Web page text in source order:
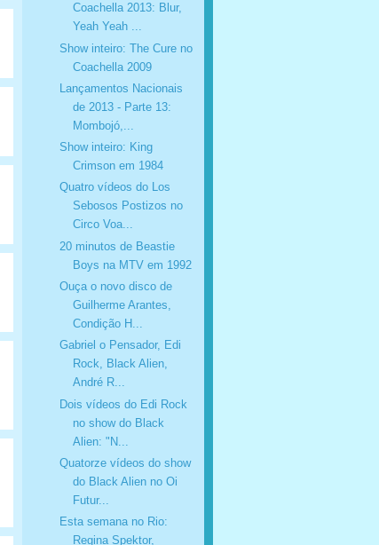
Coachella 2013: Blur,
Yeah Yeah ...
Show inteiro: The Cure no
Coachella 2009
Lançamentos Nacionais
de 2013 - Parte 13:
Mombojó,...
Show inteiro: King
Crimson em 1984
Quatro vídeos do Los
Sebosos Postizos no
Circo Voa...
20 minutos de Beastie
Boys na MTV em 1992
Ouça o novo disco de
Guilherme Arantes,
Condição H...
Gabriel o Pensador, Edi
Rock, Black Alien,
André R...
Dois vídeos do Edi Rock
no show do Black
Alien: "N...
Quatorze vídeos do show
do Black Alien no Oi
Futur...
Esta semana no Rio:
Regina Spektor,